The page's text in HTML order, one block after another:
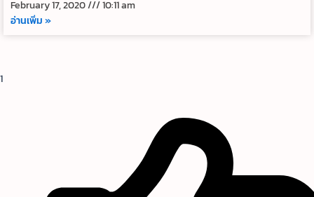
February 17, 2020
10:11 am
อ่านเพิ่ม »